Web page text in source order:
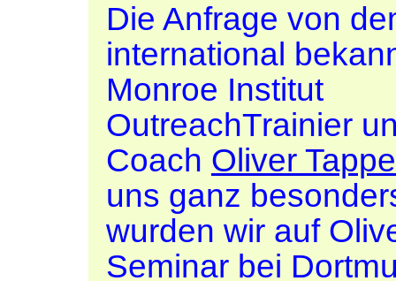
Die Anfrage von
international
Monroe Institut
OutreachTrainier
Coach Oliver Tappe
uns ganz
wurden wir auf
Seminar bei